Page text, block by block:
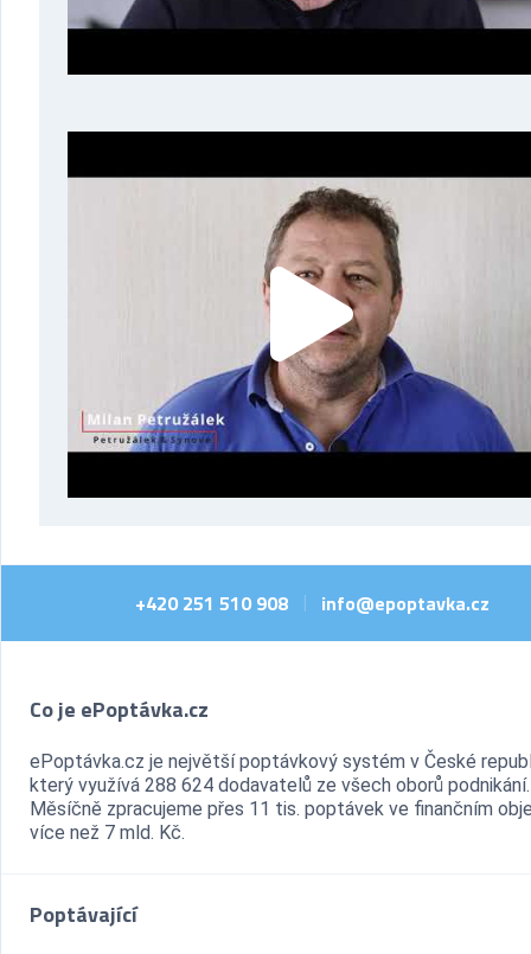
+420 251 510 908 info@epoptavka.cz
Co je ePoptávka.cz
ePoptávka.cz je největší poptávkový systém v České
který využívá 288 624 dodavatelů ze všech oborů podnikání.
Měsíčně zpracujeme přes 11 tis. poptávek ve finančním
více než 7 mld. Kč.
Poptávající